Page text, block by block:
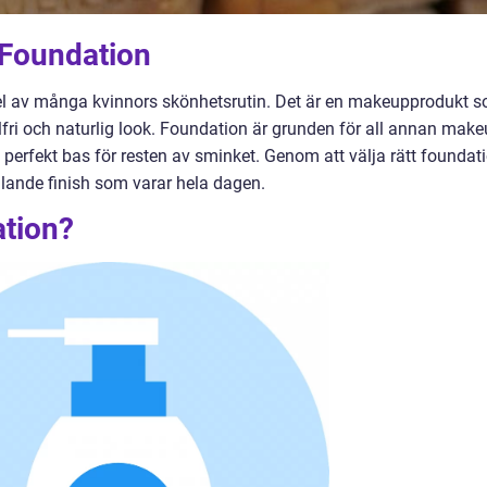
många kvinnors skönhetsrutin. Det är en makeupprodukt
och naturlig look. Foundation är grunden för all annan
bas för resten av sminket. Genom att välja rätt
finish som varar hela dagen.